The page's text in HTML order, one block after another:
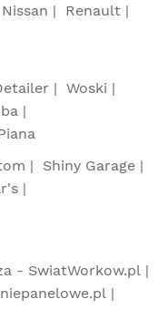
Nissan
Renault
Woski
Shiny Garage
- SwiatWorkow.pl